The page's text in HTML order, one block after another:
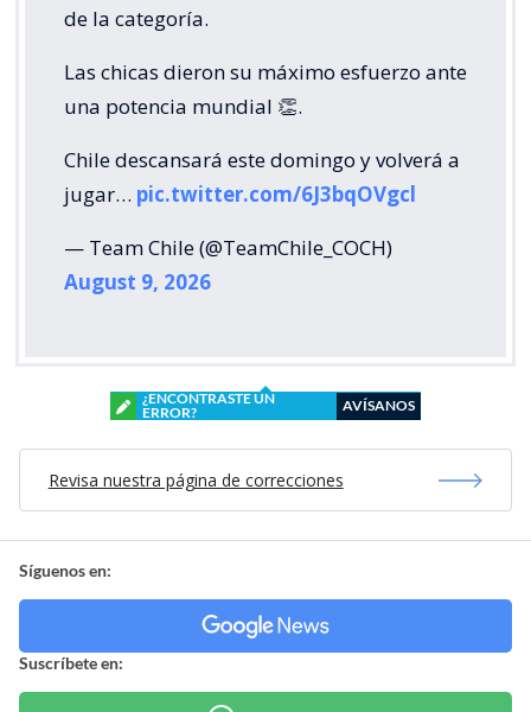
de la categoría.
Las chicas dieron su máximo esfuerzo ante
una potencia mundial 👏.
Chile descansará este domingo y volverá a
jugar… pic.twitter.com/6J3bqOVgcl
— Team Chile (@TeamChile_COCH)
August 9, 2026
¿ENCONTRASTE UN
ERROR?
AVÍSANOS
Revisa nuestra página de correcciones
Síguenos en:
Suscríbete en: